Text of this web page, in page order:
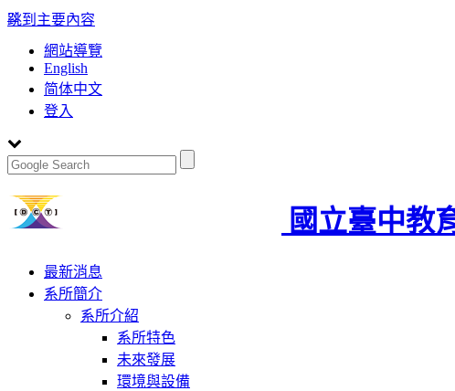
跳到主要內容
:::
網站導覽
English
简体中文
登入
國立臺中教
Toggle
navigation
最新消息
系所簡介
系所介紹
系所特色
未來發展
環境與設備